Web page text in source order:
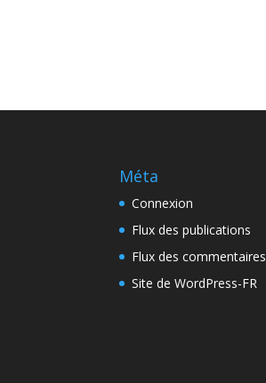
Méta
Connexion
Flux des publications
Flux des commentaires
Site de WordPress-FR